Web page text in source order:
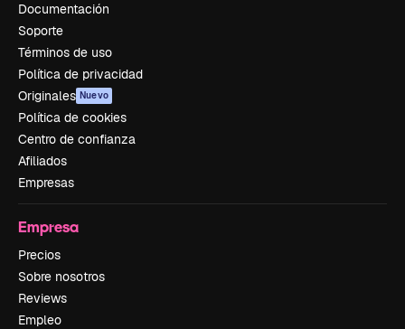
Documentación
Soporte
Términos de uso
Política de privacidad
Originales Nuevo
Política de cookies
Centro de confianza
Afiliados
Empresas
Empresa
Precios
Sobre nosotros
Reviews
Empleo